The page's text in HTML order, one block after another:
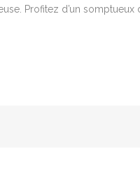
Profitez d’un